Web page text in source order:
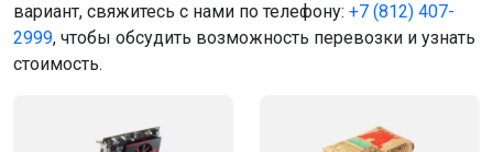
вариант, свяжитесь с нами по телефону: +7 (812) 407-
2999, чтобы обсудить возможность перевозки и узнать
стоимость.